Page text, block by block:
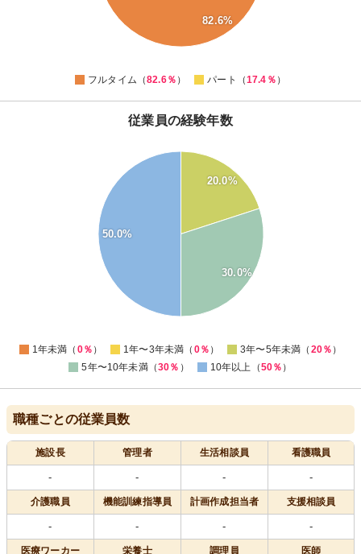
82.6%
フルタイム（82.6％ ） パート（17.4％ ）
従業員の経験年数
20.0%
30.0%
50.0%
1年未満（ 0％ ） 1年〜3年未満（ 0％ ） 3年〜5年未満（ 20％ ）
5年〜10年未満（30％ ） 10年以上（50％ ）
職種ごとの従業員数
施設長 管理者 生活相談員 看護職員
- - - -
介護職員 機能訓練指導員 計画作成担当者 支援相談員
- - - -
医療ワーカー 栄養士 調理員 医師